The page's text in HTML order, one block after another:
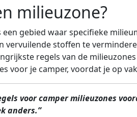
milieuzone?
een gebied waar specifieke
vervuilende stoffen te
regels van de
voor je camper, voordat je op
voor camper milieuzones
anders.”